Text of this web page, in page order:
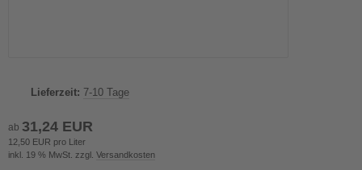
Lieferzeit: 7-10 Tage
ab 31,24 EUR
12,50 EUR pro Liter
inkl. 19 % MwSt. zzgl. Versandkosten